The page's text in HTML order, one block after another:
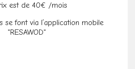
est de 40€ /mois
se font via l’application mobile
"RESAWOD"